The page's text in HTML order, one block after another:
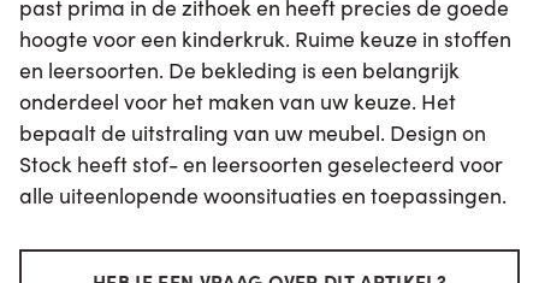
past prima in de zithoek en heeft precies de goede
hoogte voor een kinderkruk. Ruime keuze in stoffen
en leersoorten. De bekleding is een belangrijk
onderdeel voor het maken van uw keuze. Het
bepaalt de uitstraling van uw meubel. Design on
Stock heeft stof- en leersoorten geselecteerd voor
alle uiteenlopende woonsituaties en toepassingen.